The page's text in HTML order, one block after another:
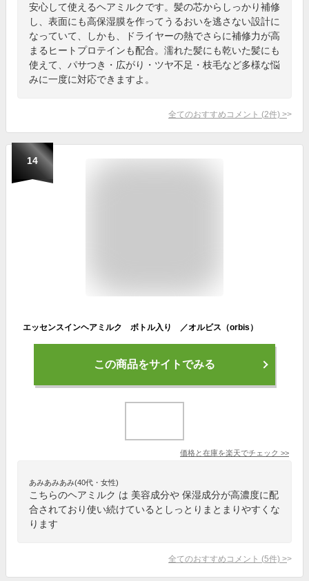
安心して使えるヘアミルクです。髪の芯からしっかり補修
し、表面にも高保湿膜を作ってうるおいを逃さない設計に
なっていて、しかも、ドライヤーの熱でさらに補修力が高
まるヒートプロテインも配合。濡れた髪にも乾いた髪にも
使えて、パサつき・広がり・ツヤ不足・枝毛など多様な悩
みに一度に対応できますよ。
全てのおすすめコメント (2件) >
14
エッセンスインヘアミルク ボトル入り ／オルビス（orbis）
この商品をサイトでみる
価格と在庫を楽天でチェック >>
あみあみあみ(40代・女性)
こちらのヘアミルク は 美容成分や 保湿成分が高濃度に配
合されており使い続けているとしっとりまとまりやすくな
ります
全てのおすすめコメント (5件) >